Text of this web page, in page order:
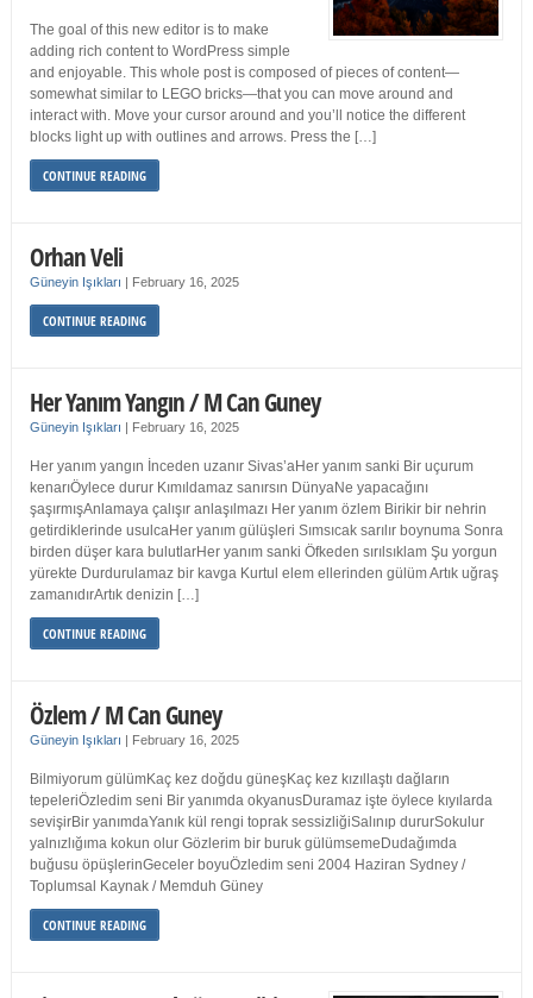
The goal of this new editor is to make
adding rich content to WordPress simple
and enjoyable. This whole post is composed of pieces of content—
somewhat similar to LEGO bricks—that you can move around and
interact with. Move your cursor around and you’ll notice the different
blocks light up with outlines and arrows. Press the […]
CONTINUE READING
Orhan Veli
Güneyin Işıkları | February 16, 2025
CONTINUE READING
Her Yanım Yangın / M Can Guney
Güneyin Işıkları | February 16, 2025
Her yanım yangın İnceden uzanır Sivas’aHer yanım sanki Bir uçurum
kenarıÖylece durur Kımıldamaz sanırsın DünyaNe yapacağını
şaşırmışAnlamaya çalışır anlaşılmazı Her yanım özlem Birikir bir nehrin
getirdiklerinde usulcaHer yanım gülüşleri Sımsıcak sarılır boynuma Sonra
birden düşer kara bulutlarHer yanım sanki Öfkeden sırılsıklam Şu yorgun
yürekte Durdurulamaz bir kavga Kurtul elem ellerinden gülüm Artık uğraş
zamanıdırArtık denizin […]
CONTINUE READING
Özlem / M Can Guney
Güneyin Işıkları | February 16, 2025
Bilmiyorum gülümKaç kez doğdu güneşKaç kez kızıllaştı dağların
tepeleriÖzledim seni Bir yanımda okyanusDuramaz işte öylece kıyılarda
sevişirBir yanımdaYanık kül rengi toprak sessizliğiSalınıp dururSokulur
yalnızlığıma kokun olur Gözlerim bir buruk gülümsemeDudağımda
buğusu öpüşlerinGeceler boyuÖzledim seni 2004 Haziran Sydney /
Toplumsal Kaynak / Memduh Güney
CONTINUE READING